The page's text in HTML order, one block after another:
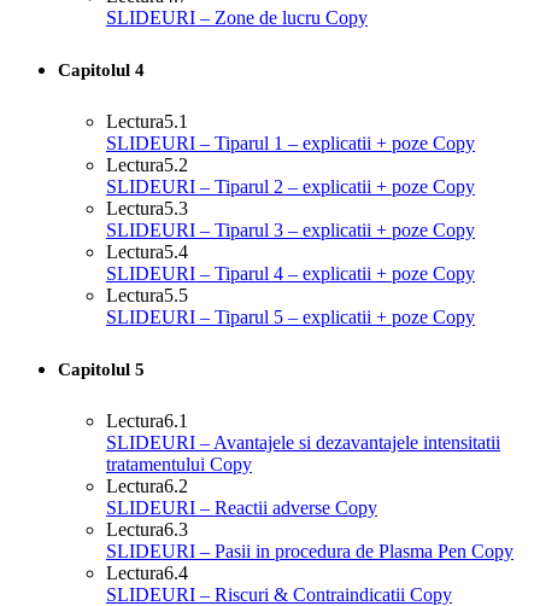
SLIDEURI – Zone de lucru Copy
Capitolul 4
Lectura5.1
SLIDEURI – Tiparul 1 – explicatii + poze Copy
Lectura5.2
SLIDEURI – Tiparul 2 – explicatii + poze Copy
Lectura5.3
SLIDEURI – Tiparul 3 – explicatii + poze Copy
Lectura5.4
SLIDEURI – Tiparul 4 – explicatii + poze Copy
Lectura5.5
SLIDEURI – Tiparul 5 – explicatii + poze Copy
Capitolul 5
Lectura6.1
SLIDEURI – Avantajele si dezavantajele intensitatii
tratamentului Copy
Lectura6.2
SLIDEURI – Reactii adverse Copy
Lectura6.3
SLIDEURI – Pasii in procedura de Plasma Pen Copy
Lectura6.4
SLIDEURI – Riscuri & Contraindicatii Copy